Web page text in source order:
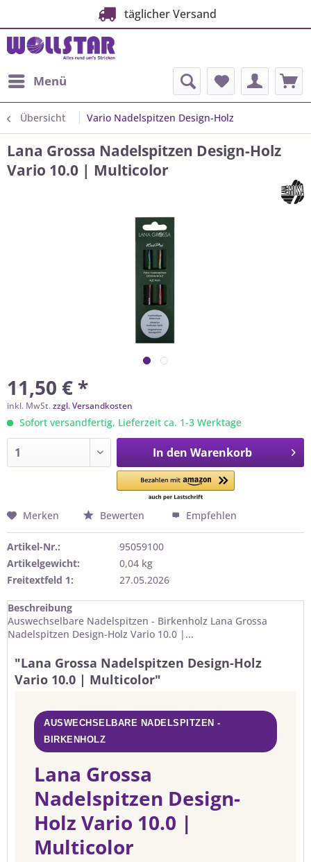
täglicher Versand
Menü
Übersicht Vario Nadelspitzen Design-Holz
Lana Grossa Nadelspitzen Design-Holz
Vario 10.0 | Multicolor
11,50 € *
inkl. MwSt.zzgl. Versandkosten
Sofort versandfertig, Lieferzeit ca. 1-3 Werktage
In den Warenkorb
Merken Bewerten Empfehlen
Artikel-Nr.:
95059100
Artikelgewicht:
0,04 kg
Freitextfeld 1:
27.05.2026
Beschreibung
Auswechselbare Nadelspitzen - Birkenholz Lana Grossa
Nadelspitzen Design-Holz Vario 10.0 |...
"Lana Grossa Nadelspitzen Design-Holz
Vario 10.0 | Multicolor"
AUSWECHSELBARE NADELSPITZEN -
BIRKENHOLZ
Lana Grossa
Nadelspitzen Design-
Holz Vario 10.0 |
Multicolor